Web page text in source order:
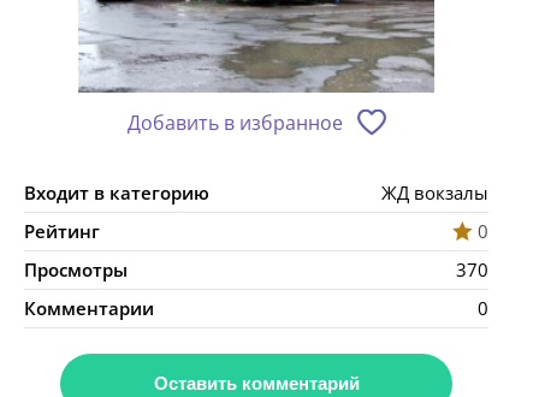
Добавить в избранное
Входит в категорию
ЖД вокзалы
Рейтинг
0
Просмотры
370
Комментарии
0
Оставить комментарий